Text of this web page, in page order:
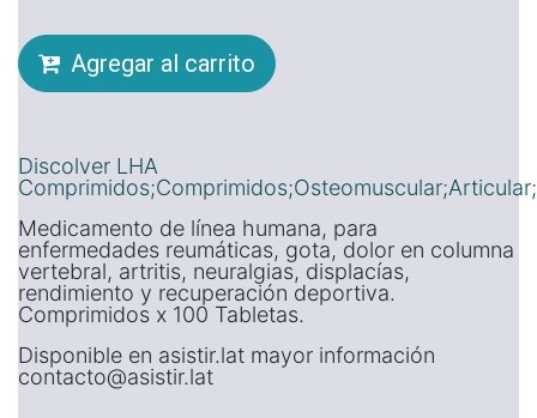
Agregar al carrito
Discolver LHA
Comprimidos;Comprimidos;Osteomuscular;Articular;
Medicamento de línea humana, para
enfermedades reumáticas, gota, dolor en columna
vertebral, artritis, neuralgias, displacías,
rendimiento y recuperación deportiva.
Comprimidos x 100 Tabletas.
Disponible en asistir.lat mayor información
contacto@asistir.lat